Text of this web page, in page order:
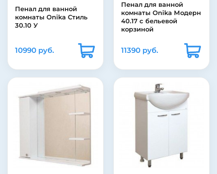
Пенал для ванной
комнаты Onika Стиль
30.10 У
10990 руб.
Пенал для ванной
комнаты Onika Модерн
40.17 с бельевой
корзиной
11390 руб.